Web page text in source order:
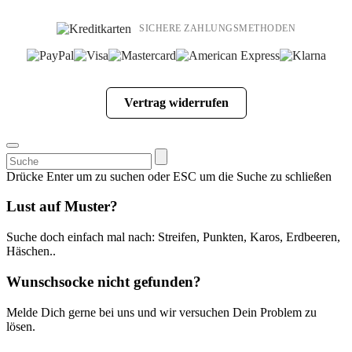
SICHERE ZAHLUNGSMETHODEN
Vertrag widerrufen
Suchen
nach:
Drücke Enter um zu suchen oder ESC um die Suche zu schließen
Lust auf Muster?
Suche doch einfach mal nach: Streifen, Punkten, Karos, Erdbeeren,
Häschen..
Wunschsocke nicht gefunden?
Melde Dich gerne bei uns und wir versuchen Dein Problem zu
lösen.